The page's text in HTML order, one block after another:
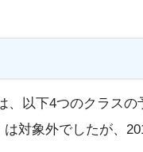
、以下4つのクラス
対象外でしたが、